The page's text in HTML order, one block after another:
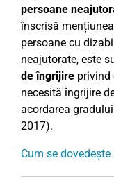
persoane
înscrisă mențiunea
persoane cu
neajutorate, este
de îngrijire privind
necesită îngrijire
acordarea
2017).
Cum se